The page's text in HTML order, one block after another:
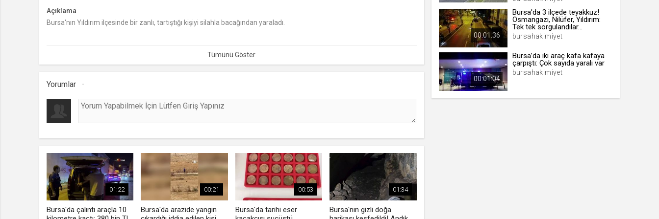
Açıklama
Bursa'nın Yıldırım ilçesinde bir zanlı, tartıştığı kişiyi silahla bacağından yaraladı.
Yorumlar
01:22
Bursa'da çalıntı araçla 10
00:21
Bursa'da arazide yangın
00:53
Bursa'da tarihi eser
01:34
Bursa'nın gizli doğa
00:01:36
Bursa'da 3 ilçede teyakkuz!
Osmangazi, Nilüfer, Yıldırım:
Tek tek sorgulandılar...
bursahakimiyet
00:01:04
Bursa’da iki araç kafa kafaya
çarpıştı: Çok sayıda yaralı var
bursahakimiyet